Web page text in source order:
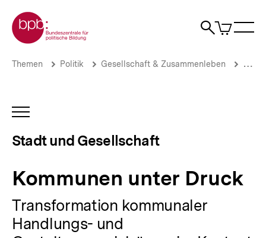
zum
Seiteninhalt
springen
Zur Startseite der bpb
Suche
Artikel
im
Kommunen
Stadt
und
Gesellschaft
Brotkrümelnavigation
Pfadnavigation
Themen Politik Gesellschaft & Zusammenleben
INHALTSNAVIGATION
Stadt und Gesellschaft
Kommunen unter Druck
Transformation kommunaler
Handlungs- und